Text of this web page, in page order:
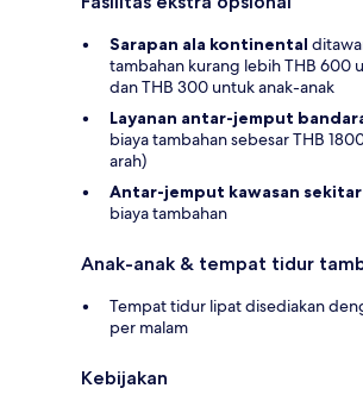
Sarapan ala kontinental
tambahan kurang lebih THB 600
dan THB 300 untuk anak-anak
Layanan antar-jemput
biaya tambahan sebesar THB
arah)
Antar-jemput kawasan sekitar
biaya tambahan
Anak-anak & tempat tidur
Tempat tidur lipat disediakan
per malam
Kebijakan